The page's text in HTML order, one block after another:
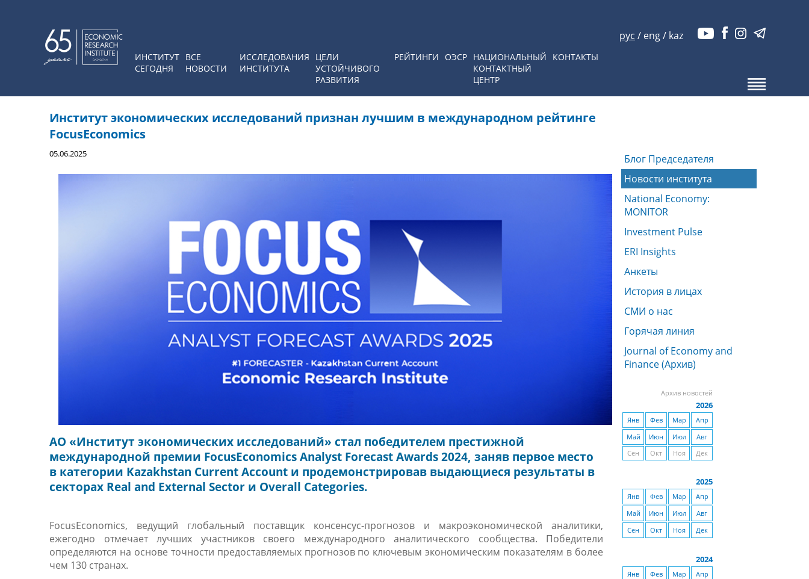
ИНСТИТУТ
СЕГОДНЯ
ВСЕ
НОВОСТИ
ИССЛЕДОВАНИЯ
ИНСТИТУТА
ЦЕЛИ
УСТОЙЧИВОГО
РАЗВИТИЯ
РЕЙТИНГИ ОЭСР НАЦИОНАЛЬНЫЙ
КОНТАКТНЫЙ
ЦЕНТР
КОНТАКТЫ
рус / eng/ kaz
Институт экономических исследований признан лучшим в международном рейтинге
FocusEconomics
05.06.2025
АО «Институт экономических исследований» стал победителем престижной
международной премии FocusEconomics Analyst Forecast Awards 2024, заняв первое место
в категории Kazakhstan Current Account и продемонстрировав выдающиеся результаты в
секторах Real and External Sector и Overall Categories.
FocusEconomics, ведущий глобальный поставщик консенсус-прогнозов и макроэкономической аналитики,
ежегодно отмечает лучших участников своего международного аналитического сообщества. Победители
определяются на основе точности предоставляемых прогнозов по ключевым экономическим показателям в более
чем 130 странах.
Блог Председателя
Новости института
National Economy:
MONITOR
Investment Pulse
ERI Insights
Анкеты
История в лицах
СМИ о нас
Горячая линия
Journal of Economy and
Finance (Архив)
Архив новостей
2026
Янв Фев Мар
Апр
Май
Июн Июл
Авг
Сен
Окт Ноя Дек
2025
Янв Фев Мар
Апр
Май
Июн Июл
Авг
Сен
Окт Ноя Дек
2024
Янв Фев Мар
Апр